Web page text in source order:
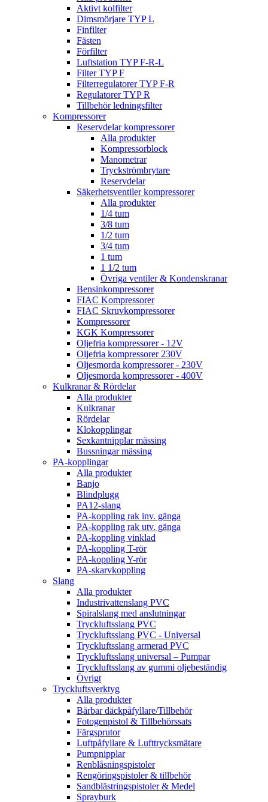
Aktivt kolfilter
Dimsmörjare TYP L
Finfilter
Fästen
Förfilter
Luftstation TYP F-R-L
Filter TYP F
Filterregulatorer TYP F-R
Regulatorer TYP R
Tillbehör ledningsfilter
Kompressorer
Reservdelar kompressorer
Alla produkter
Kompressorblock
Manometrar
Tryckströmbrytare
Reservdelar
Säkerhetsventiler kompressorer
Alla produkter
1/4 tum
3/8 tum
1/2 tum
3/4 tum
1 tum
1 1/2 tum
Övriga ventiler & Kondenskranar
Bensinkompressorer
FIAC Kompressorer
FIAC Skruvkompressorer
Kompressorer
KGK Kompressorer
Oljefria kompressorer - 12V
Oljefria kompressorer 230V
Oljesmorda kompressorer - 230V
Oljesmorda kompressorer - 400V
Kulkranar & Rördelar
Alla produkter
Kulkranar
Rördelar
Klokopplingar
Sexkantnipplar mässing
Bussningar mässing
PA-kopplingar
Alla produkter
Banjo
Blindplugg
PA12-slang
PA-koppling rak inv. gänga
PA-koppling rak utv. gänga
PA-koppling vinklad
PA-koppling T-rör
PA-koppling Y-rör
PA-skarvkoppling
Slang
Alla produkter
Industrivattenslang PVC
Spiralslang med anslutningar
Tryckluftsslang PVC
Tryckluftsslang PVC - Universal
Tryckluftsslang armerad PVC
Tryckluftsslang universal – Pumpar
Tryckluftsslang av gummi oljebeständig
Övrigt
Tryckluftsverktyg
Alla produkter
Bärbar däckpåfyllare/Tillbehör
Fotogenpistol & Tillbehörssats
Färgsprutor
Luftpåfyllare & Lufttrycksmätare
Pumpnipplar
Renblåsningspistoler
Rengöringspistoler & tillbehör
Sandblästringspistoler & Medel
Sprayburk